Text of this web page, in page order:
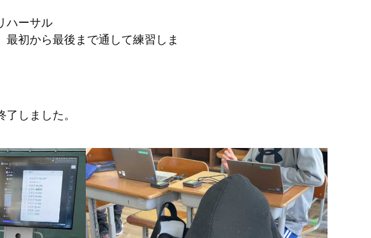
ハーサル
初から最後まで通して練習しま
しました。